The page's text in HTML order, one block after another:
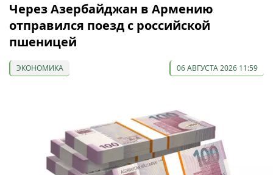
Через Азербайджан в Армению
отправился поезд с российской
пшеницей
ЭКОНОМИКА 06 АВГУСТА 2026 11:59